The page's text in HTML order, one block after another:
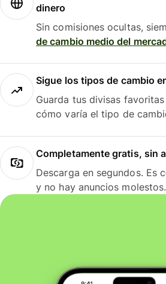
dinero
Sin comisiones ocultas,
de cambio medio del
Sigue los tipos de cambio
Guarda tus divisas
cómo varía el tipo de
Completamente gratis, sin
Descarga en segundos. Es
y no hay anuncios molestos.